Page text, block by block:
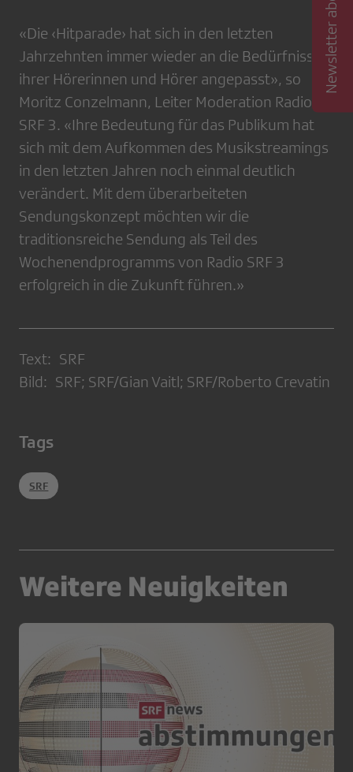
«Die ‹Hitparade› hat sich in den letzten
Jahrzehnten immer wieder an die Bedürfnisse
ihrer Hörerinnen und Hörer angepasst», so
Moritz Conzelmann, Leiter Moderation Radio
SRF 3. «Ihre Bedeutung für das Publikum hat
sich mit dem Aufkommen des Musikstreamings
in den letzten Jahren noch einmal deutlich
verändert. Mit dem überarbeiteten
Sendungskonzept möchten wir die
traditionsreiche Sendung als Teil des
Wochenendprogramms von Radio SRF 3
erfolgreich in die Zukunft führen.»
Text: SRF
Bild: SRF; SRF/Gian Vaitl; SRF/Roberto Crevatin
Tags
SRF
Weitere Neuigkeiten